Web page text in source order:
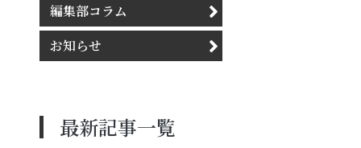
編集部コラム
お知らせ
最新記事一覧